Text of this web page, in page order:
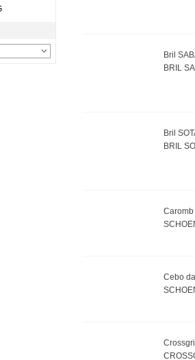
Bril
BRIL
Bril
BRIL
Cebo